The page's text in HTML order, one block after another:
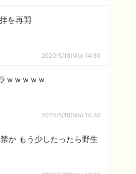
を再開
2020/5/18(Mo) 14:30
ｗｗｗｗｗ
2020/5/18(Mo) 14:30
か もう少したったら野生